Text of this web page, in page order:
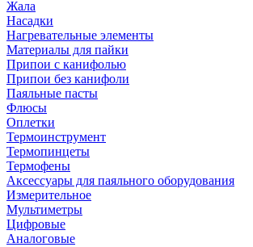
Жала
Насадки
Нагревательные элементы
Материалы для пайки
Припои с канифолью
Припои без канифоли
Паяльные пасты
Флюсы
Оплетки
Термоинструмент
Термопинцеты
Термофены
Аксессуары для паяльного оборудования
Измерительное
Мультиметры
Цифровые
Аналоговые